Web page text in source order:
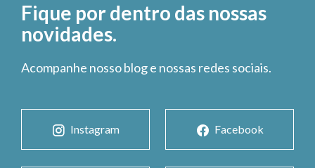
Fique por dentro das nossas
novidades.
Acompanhe nosso blog e nossas redes sociais.
Instagram Facebook